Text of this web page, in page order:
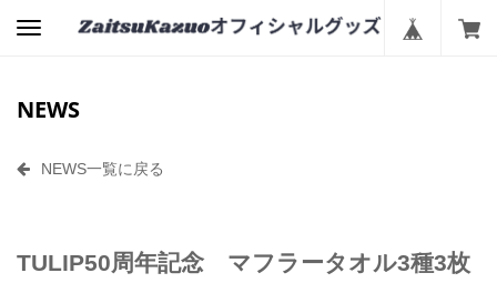
NEWS
NEWS一覧に戻る
TULIP50周年記念 マフラータオル3種3枚